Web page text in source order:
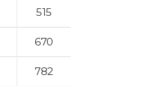
515
670
782